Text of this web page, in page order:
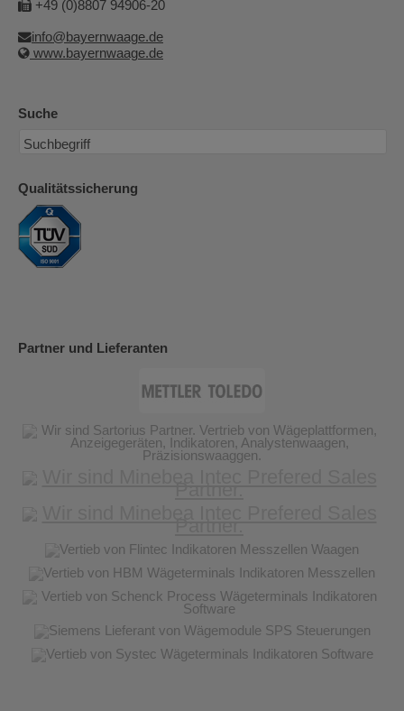
+49 (0)8807 94906-20
info@bayernwaage.de
www.bayernwaage.de
Suche
Qualitätssicherung
Partner und Lieferanten